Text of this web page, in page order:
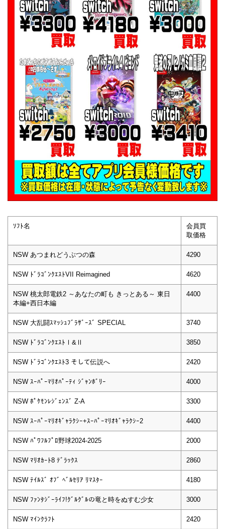
ｿﾌﾄ名
会員買
取価格
NSW あつまれどうぶつの森 4290
NSW ﾄﾞﾗｺﾞﾝｸｴｽﾄVII Reimagined 4620
NSW 桃太郎電鉄2 ～あなたの町も きっとある～ 東日
本編+西日本編
4400
NSW 大乱闘ｽﾏｯｼｭﾌﾞﾗｻﾞｰｽﾞ SPECIAL 3740
NSW ﾄﾞﾗｺﾞﾝｸｴｽﾄⅠ&Ⅱ 3850
NSW ﾄﾞﾗｺﾞﾝｸｴｽﾄ3 そして伝説へ 2420
NSW ｽｰﾊﾟｰﾏﾘｵﾊﾟｰﾃｨ ｼﾞｬﾝﾎﾞﾘｰ 4000
NSW ﾎﾟｹﾓﾝﾚｼﾞｪﾝｽﾞ Z-A 3300
NSW ｽｰﾊﾟｰﾏﾘｵｷﾞｬﾗｸｼｰ+ｽｰﾊﾟｰﾏﾘｵｷﾞｬﾗｸｼｰ2 4400
NSW ﾊﾟﾜﾌﾙﾌﾟﾛ野球2024-2025 2000
NSW ﾏﾘｵｶｰﾄ8 ﾃﾞﾗｯｸｽ 2860
NSW ﾃｲﾙｽﾞ ｵﾌﾞ ﾍﾞﾙｾﾘｱ ﾘﾏｽﾀｰ 4180
NSW ﾌｧﾝﾀｼﾞｰﾗｲﾌ!ｸﾞﾙｸﾞﾙの竜と時をぬすむ少女 3000
NSW ﾏｲﾝｸﾗﾌﾄ 2420